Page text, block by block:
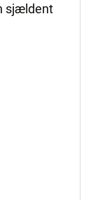
sjældent